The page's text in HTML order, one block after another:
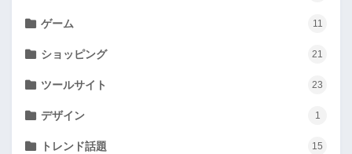
ゲーム 11
ショッピング 21
ツールサイト 23
デザイン 1
トレンド話題 15